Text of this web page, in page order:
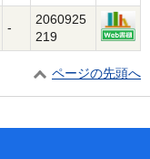
-
2060925
219
ページの先頭へ